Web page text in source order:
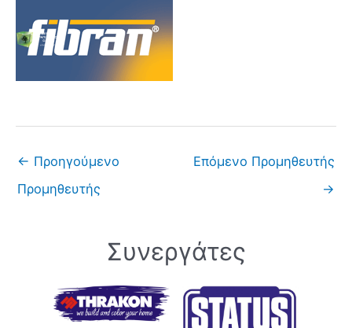
στο
περιεχόμενο
← Προηγούμενο
Προμηθευτής
Επόμενο Προμηθευτής
→
Συνεργάτες